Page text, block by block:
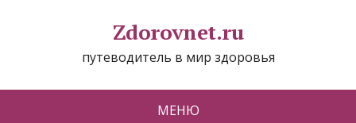
Zdorovnet.ru
путеводитель в мир здоровья
МЕНЮ